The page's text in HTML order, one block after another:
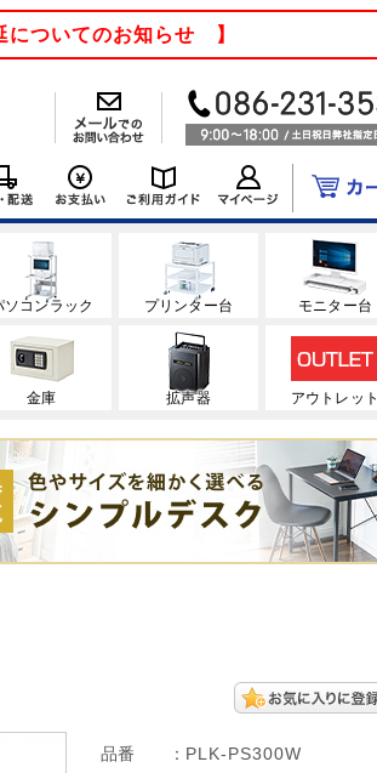
についてのお知らせ 】
ソコンラック プリンター台 モニター台
金庫 拡声器 アウトレット
品番 ： PLK-PS300W